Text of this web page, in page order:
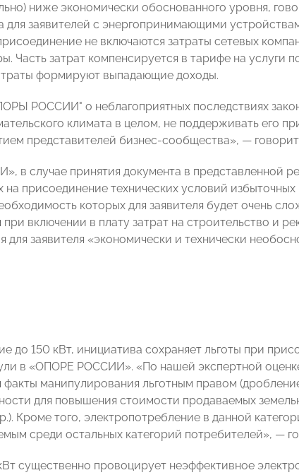
ниже экономически обоснованного уровня,
для заявителей с энергопринимающими
не включаются затраты сетевых
Часть затрат компенсируется в тарифе на услуги
формируют выпадающие доходы.
РОССИИ" о неблагоприятных последствиях
климата в целом, не поддерживать его
представителей бизнес-сообщества», —
в случае принятия документа в представленной
на присоединение технических условий
которых для заявителя будет очень
включении в плату затрат на строительство и
для заявителя «экономически и технически
до 150 кВт, инициатива сохраняет льготы при
в «ОПОРЕ РОССИИ». «По нашей экспертной
факты манипулирования льготным правом
для повышения стоимости продаваемых
Кроме того, электропотребление в данной
среди остальных категорий потребителей», —
существенно провоцирует неэффективное